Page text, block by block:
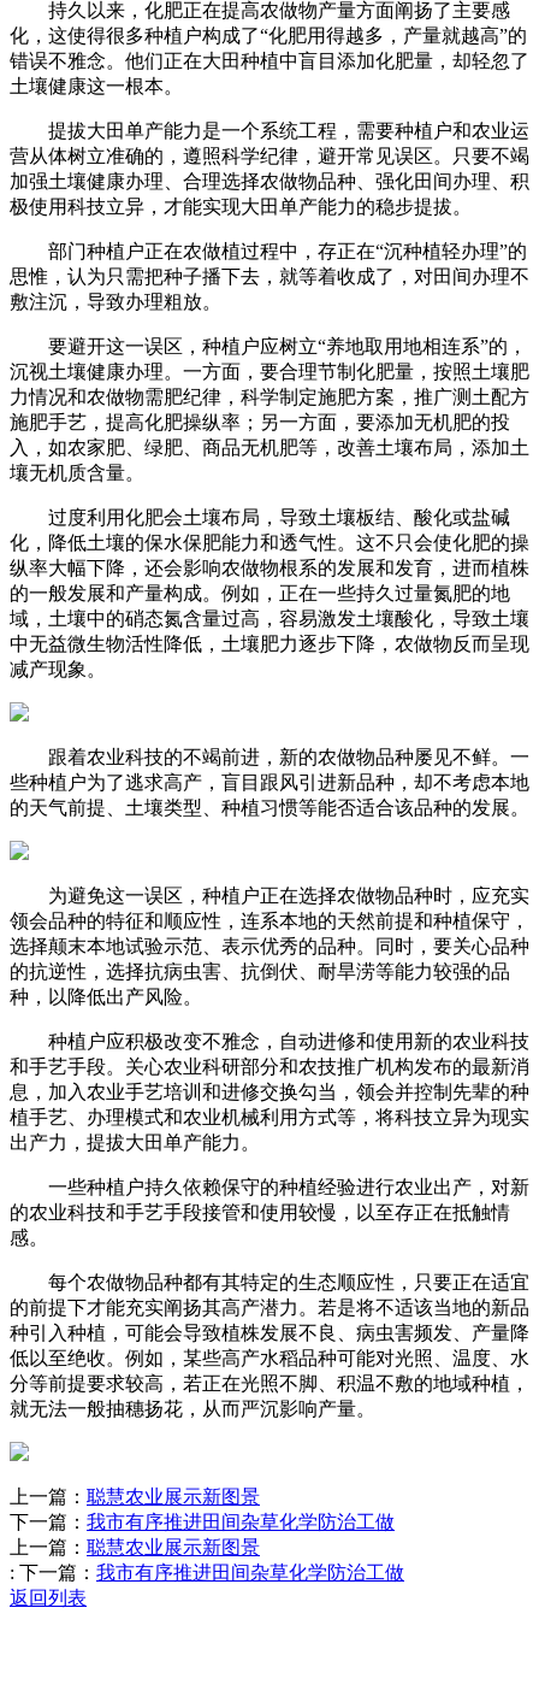
持久以来，化肥正在提高农做物产量方面阐扬了主要感
化，这使得很多种植户构成了“化肥用得越多，产量就越高”的
错误不雅念。他们正在大田种植中盲目添加化肥量，却轻忽了
土壤健康这一根本。
提拔大田单产能力是一个系统工程，需要种植户和农业运
营从体树立准确的，遵照科学纪律，避开常见误区。只要不竭
加强土壤健康办理、合理选择农做物品种、强化田间办理、积
极使用科技立异，才能实现大田单产能力的稳步提拔。
部门种植户正在农做植过程中，存正在“沉种植轻办理”的
思惟，认为只需把种子播下去，就等着收成了，对田间办理不
敷注沉，导致办理粗放。
要避开这一误区，种植户应树立“养地取用地相连系”的，
沉视土壤健康办理。一方面，要合理节制化肥量，按照土壤肥
力情况和农做物需肥纪律，科学制定施肥方案，推广测土配方
施肥手艺，提高化肥操纵率；另一方面，要添加无机肥的投
入，如农家肥、绿肥、商品无机肥等，改善土壤布局，添加土
壤无机质含量。
过度利用化肥会土壤布局，导致土壤板结、酸化或盐碱
化，降低土壤的保水保肥能力和透气性。这不只会使化肥的操
纵率大幅下降，还会影响农做物根系的发展和发育，进而植株
的一般发展和产量构成。例如，正在一些持久过量氮肥的地
域，土壤中的硝态氮含量过高，容易激发土壤酸化，导致土壤
中无益微生物活性降低，土壤肥力逐步下降，农做物反而呈现
减产现象。
跟着农业科技的不竭前进，新的农做物品种屡见不鲜。一
些种植户为了逃求高产，盲目跟风引进新品种，却不考虑本地
的天气前提、土壤类型、种植习惯等能否适合该品种的发展。
为避免这一误区，种植户正在选择农做物品种时，应充实
领会品种的特征和顺应性，连系本地的天然前提和种植保守，
选择颠末本地试验示范、表示优秀的品种。同时，要关心品种
的抗逆性，选择抗病虫害、抗倒伏、耐旱涝等能力较强的品
种，以降低出产风险。
种植户应积极改变不雅念，自动进修和使用新的农业科技
和手艺手段。关心农业科研部分和农技推广机构发布的最新消
息，加入农业手艺培训和进修交换勾当，领会并控制先辈的种
植手艺、办理模式和农业机械利用方式等，将科技立异为现实
出产力，提拔大田单产能力。
一些种植户持久依赖保守的种植经验进行农业出产，对新
的农业科技和手艺手段接管和使用较慢，以至存正在抵触情
感。
每个农做物品种都有其特定的生态顺应性，只要正在适宜
的前提下才能充实阐扬其高产潜力。若是将不适该当地的新品
种引入种植，可能会导致植株发展不良、病虫害频发、产量降
低以至绝收。例如，某些高产水稻品种可能对光照、温度、水
分等前提要求较高，若正在光照不脚、积温不敷的地域种植，
就无法一般抽穗扬花，从而严沉影响产量。
上一篇： 聪慧农业展示新图景
下一篇： 我市有序推进田间杂草化学防治工做
上一篇： 聪慧农业展示新图景
: 下一篇： 我市有序推进田间杂草化学防治工做
返回列表